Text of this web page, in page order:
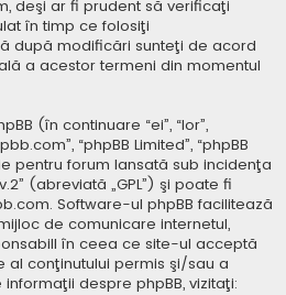
deşi ar fi prudent să verificaţi
în timp ce folosiţi
după modificări sunteţi de acord
a acestor termeni din momentul
(în continuare “ei”, “lor”,
“phpBB Limited”, “phpBB
pentru forum lansată sub incidenţa
” (abreviată „GPL”) şi poate fi
. Software-ul phpBB facilitează
de comunicare internetul,
în ceea ce site-ul acceptă
al conţinutului permis şi/sau a
despre phpBB, vizitaţi: